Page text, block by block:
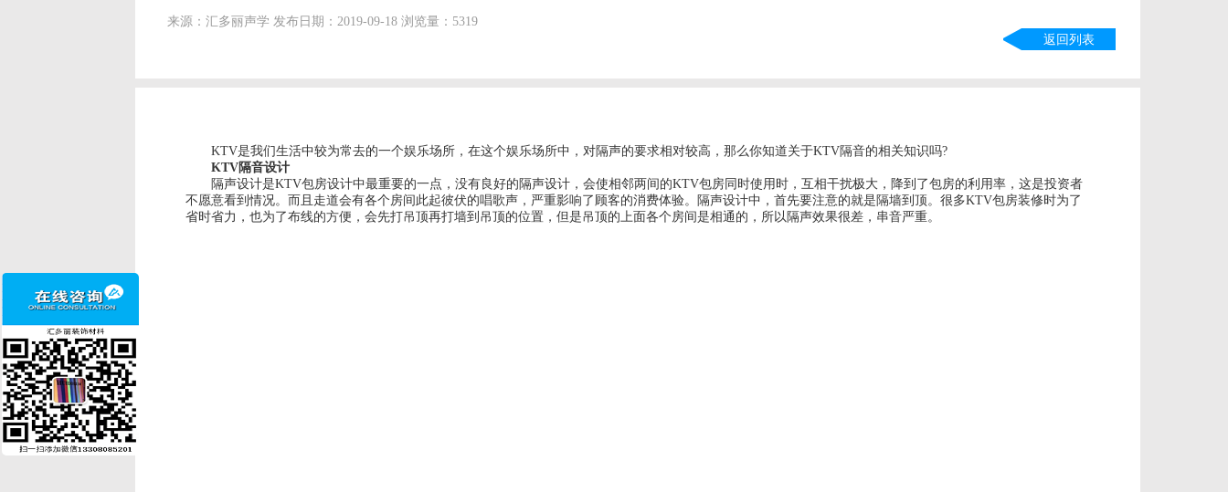
来源：汇多丽声学 发布日期：2019-09-18 浏览量：5319
返回列表
KTV是我们生活中较为常去的一个娱乐场所，在这个娱乐场所中，对隔声的要求相对较高，那么你知道关于KTV隔音的相关知识吗?
KTV隔音设计
隔声设计是KTV包房设计中最重要的一点，没有良好的隔声设计，会使相邻两间的KTV包房同时使用时，互相干扰极大，降到了包房的利用率，这是投资者
不愿意看到情况。而且走道会有各个房间此起彼伏的唱歌声，严重影响了顾客的消费体验。隔声设计中，首先要注意的就是隔墙到顶。很多KTV包房装修时为了
省时省力，也为了布线的方便，会先打吊顶再打墙到吊顶的位置，但是吊顶的上面各个房间是相通的，所以隔声效果很差，串音严重。